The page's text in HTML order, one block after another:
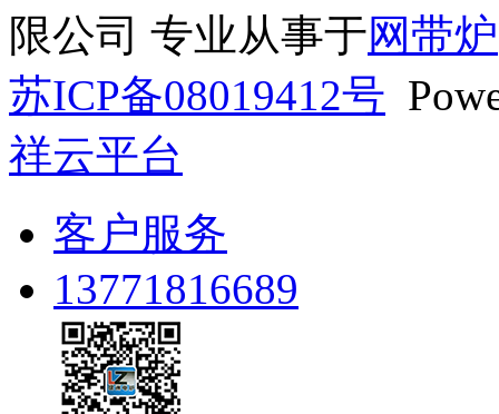
限公司 专业从事于网带炉
苏ICP备08019412号
祥云平台
客户服务
13771816689